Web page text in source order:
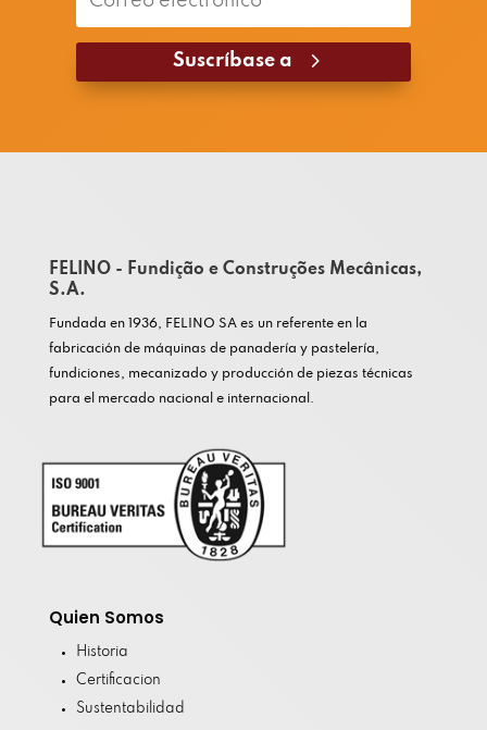
Suscríbase a
FELINO - Fundição e Construções Mecânicas,
S.A.
Fundada en 1936, FELINO SA es un referente en la
fabricación de máquinas de panadería y pastelería,
fundiciones, mecanizado y producción de piezas técnicas
para el mercado nacional e internacional.
Quien Somos
Historia
Certificacion
Sustentabilidad